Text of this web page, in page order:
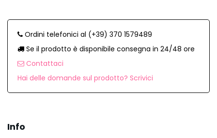
Ordini telefonici al (+39) 370 1579489
Se il prodotto è disponibile consegna in 24/48 ore
Contattaci
Hai delle domande sul prodotto? Scrivici
Info